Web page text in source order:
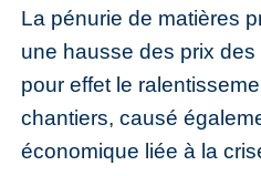
La pénurie de matières
une hausse des prix
pour effet le
chantiers, causé
économique liée à la